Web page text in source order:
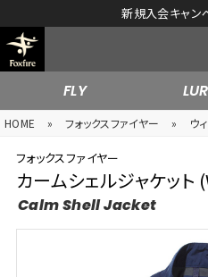
新規入会キャン
FLY
HOME » フォックスファイヤー » ウ
フォックスファイヤー
カームシェルジャケッ
Calm Shell Jacket